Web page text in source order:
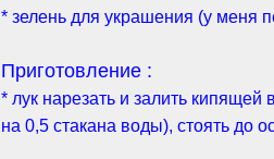
* зелень для украшения (у меня
Приготовление :
* лук нарезать и залить кипящей
на 0,5 стакана воды), стоять до